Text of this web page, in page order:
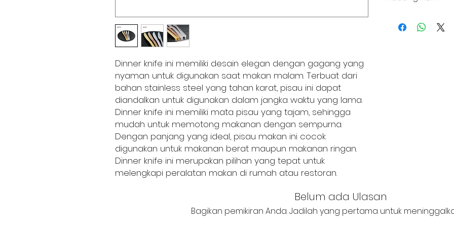
Dinner knife ini memiliki desain elegan dengan gagang yang
nyaman untuk digunakan saat makan malam. Terbuat dari
bahan stainless steel yang tahan karat, pisau ini dapat
diandalkan untuk digunakan dalam jangka waktu yang lama.
Dinner knife ini memiliki mata pisau yang tajam, sehingga
mudah untuk memotong makanan dengan sempurna.
Dengan panjang yang ideal, pisau makan ini cocok
digunakan untuk makanan berat maupun makanan ringan.
Dinner knife ini merupakan pilihan yang tepat untuk
melengkapi peralatan makan di rumah atau restoran.
Belum ada Ulasan
Bagikan pemikiran Anda. Jadilah yang pertama untuk